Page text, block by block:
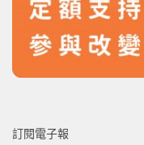
訂閱電子報